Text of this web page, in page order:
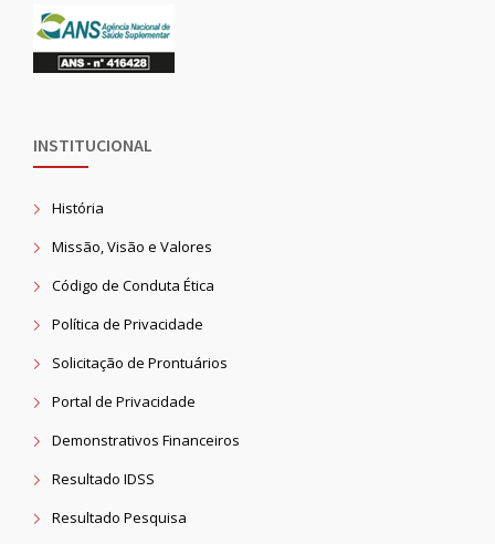
INSTITUCIONAL
História
Missão, Visão e Valores
Código de Conduta Ética
Política de Privacidade
Solicitação de Prontuários
Portal de Privacidade
Demonstrativos Financeiros
Resultado IDSS
Resultado Pesquisa